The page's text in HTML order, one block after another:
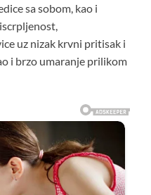
sa sobom, kao i
uz nizak krvni pritisak i
i brzo umaranje prilikom